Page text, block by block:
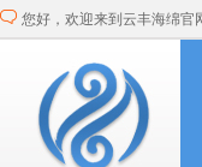
您好，欢迎来到云丰海绵官